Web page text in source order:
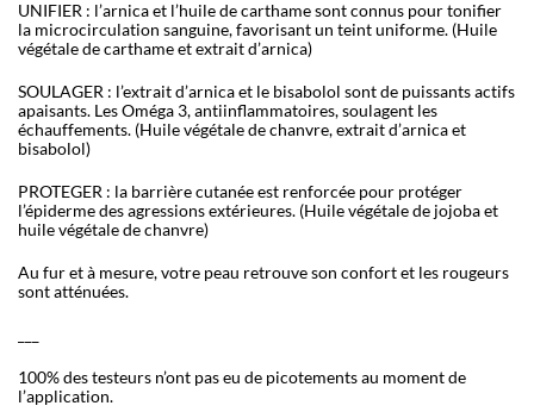
UNIFIER : l’arnica et l’huile de carthame sont connus pour tonifier
la microcirculation sanguine, favorisant un teint uniforme. (Huile
végétale de carthame et extrait d’arnica)
SOULAGER : l’extrait d’arnica et le bisabolol sont de puissants actifs
apaisants. Les Oméga 3, antiinflammatoires, soulagent les
échauffements. (Huile végétale de chanvre, extrait d’arnica et
bisabolol)
PROTEGER : la barrière cutanée est renforcée pour protéger
l’épiderme des agressions extérieures. (Huile végétale de jojoba et
huile végétale de chanvre)
Au fur et à mesure, votre peau retrouve son confort et les rougeurs
sont atténuées.
100% des testeurs n’ont pas eu de picotements au moment de
l’application.